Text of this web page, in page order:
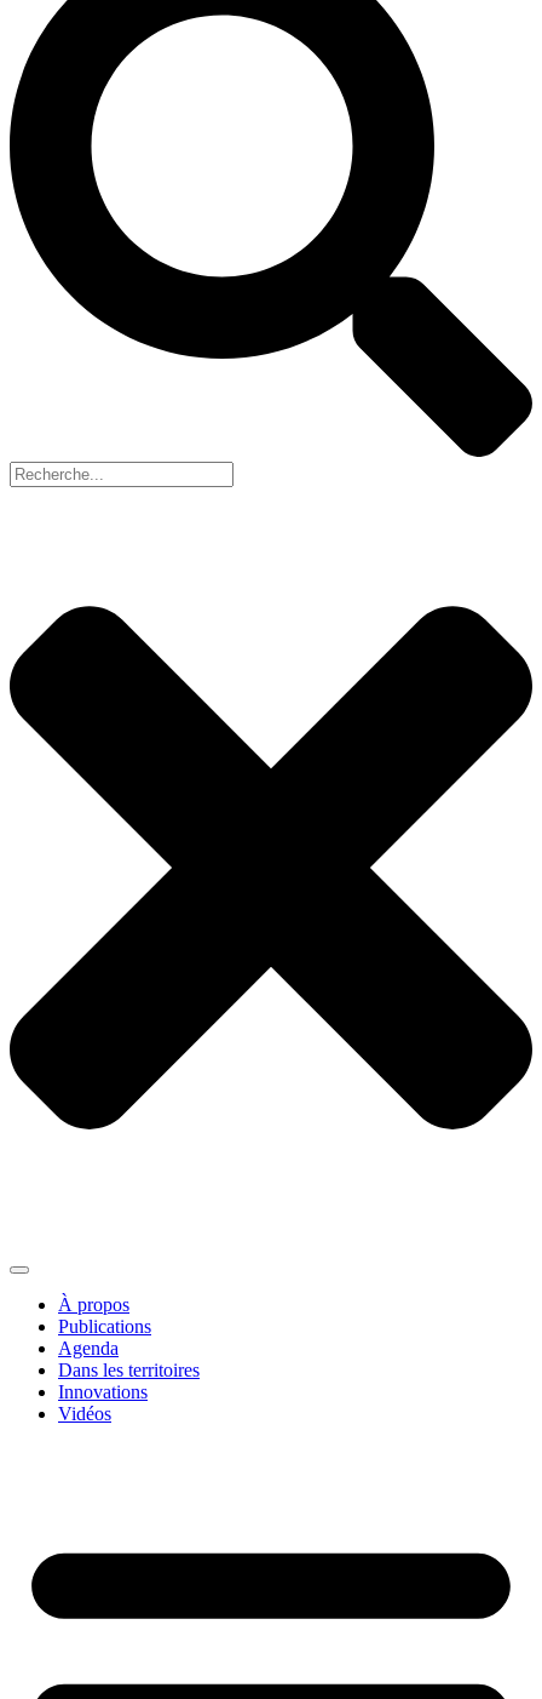
À propos
Publications
Agenda
Dans les territoires
Innovations
Vidéos